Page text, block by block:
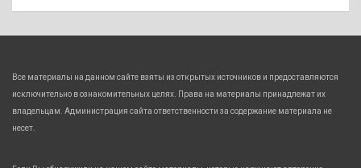
Все материалы на данном сайте взяты из открытых источников и предоставляются
исключительно в ознакомительных целях. Права на материалы принадлежат их
владельцам. Администрация сайта ответственности за содержание материала не
несет.